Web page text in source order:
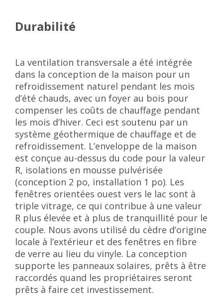
Durabilité
La ventilation transversale a été intégrée
dans la conception de la maison pour un
refroidissement naturel pendant les mois
d’été chauds, avec un foyer au bois pour
compenser les coûts de chauffage pendant
les mois d’hiver. Ceci est soutenu par un
système géothermique de chauffage et de
refroidissement. L’enveloppe de la maison
est conçue au-dessus du code pour la valeur
R, isolations en mousse pulvérisée
(conception 2 po, installation 1 po). Les
fenêtres orientées ouest vers le lac sont à
triple vitrage, ce qui contribue à une valeur
R plus élevée et à plus de tranquillité pour le
couple. Nous avons utilisé du cèdre d’origine
locale à l’extérieur et des fenêtres en fibre
de verre au lieu du vinyle. La conception
supporte les panneaux solaires, prêts à être
raccordés quand les propriétaires seront
prêts à faire cet investissement.